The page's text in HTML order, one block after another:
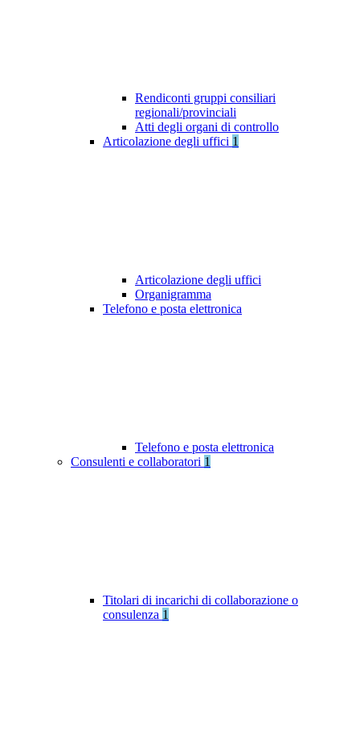
Rendiconti gruppi consiliari
regionali/provinciali
Atti degli organi di controllo
Articolazione degli uffici 1
Articolazione degli uffici
Organigramma
Telefono e posta elettronica
Telefono e posta elettronica
Consulenti e collaboratori 1
Titolari di incarichi di collaborazione o
consulenza 1